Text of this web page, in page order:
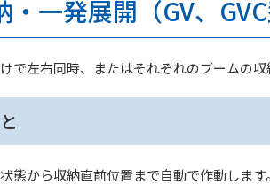
一発展開（GV、GVC
で左右同時、またはそれぞれのブームの収
態から収納直前位置まで自動で作動します